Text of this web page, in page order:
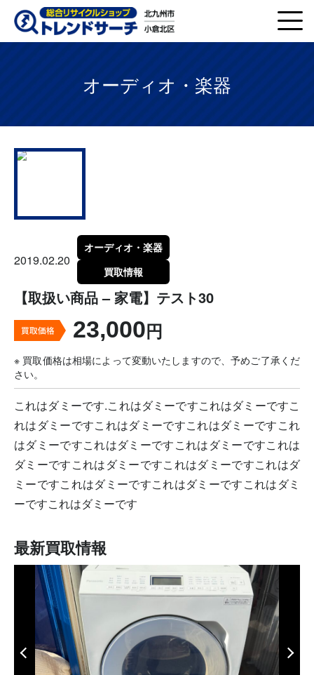
オーディオ・楽器
2019.02.20
オーディオ・楽器
買取情報
【取扱い商品 – 家電】テスト30
23,000
※ 買取価格は相場によって変動いたしますので、予めご了承くだ
さい。
これはダミーです.これはダミーですこれはダミーですこ
れはダミーですこれはダミーですこれはダミーですこれ
はダミーですこれはダミーですこれはダミーですこれは
ダミーですこれはダミーですこれはダミーですこれはダ
ミーですこれはダミーですこれはダミーですこれはダミ
ーですこれはダミーです
最新買取情報